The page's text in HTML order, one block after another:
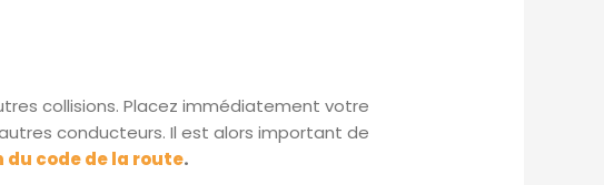
collisions. Placez immédiatement votre
conducteurs. Il est alors important de
du code de la route.